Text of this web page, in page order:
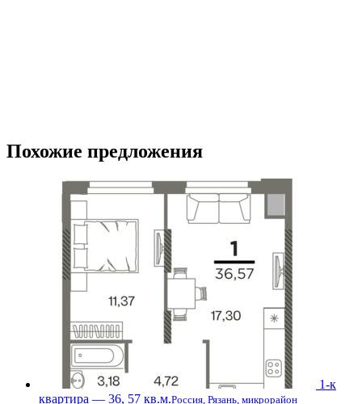
Похожие предложения
1-к
квартира — 36, 57 кв.м.Россия, Рязань, микрорайон